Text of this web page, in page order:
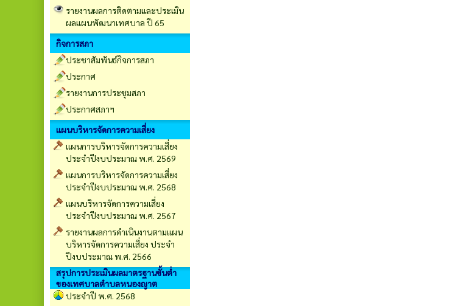
รายงานผลการติดตามและประเมิน
ผลแผนพัฒนาเทศบาล ปี 65
กิจการสภา
ประชาสัมพันธ์กิจการสภา
ประกาศ
รายงานการประชุมสภา
ประกาศสภาฯ
แผนบริหารจัดการความเสี่ยง
แผนการบริหารจัดการความเสี่ยง
ประจำปีงบประมาณ พ.ศ. 2569
แผนการบริหารจัดการความเสี่ยง
ประจำปีงบประมาณ พ.ศ. 2568
แผนบริหารจัดการความเสี่ยง
ประจำปีงบประมาณ พ.ศ. 2567
รายงานผลการดำเนินงานตามแผน
บริหารจัดการความเสี่ยง ประจำ
ปีงบประมาณ พ.ศ. 2566
สรุปการประเมินผลมาตรฐานขั้นต่ำ
ของเทศบาลตำบลหนองญาต
ประจำปี พ.ศ. 2568